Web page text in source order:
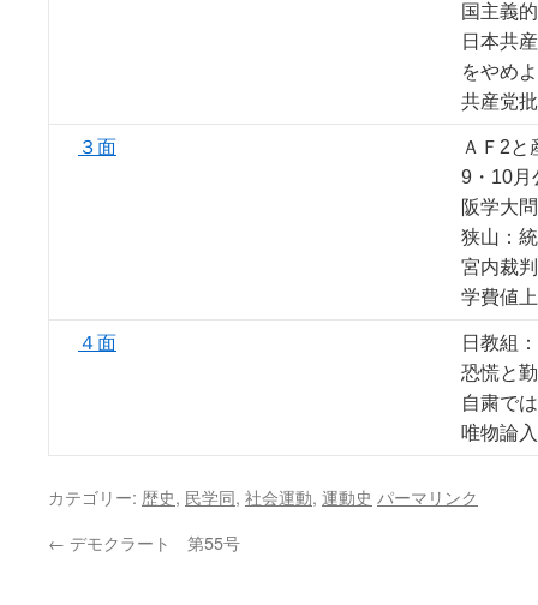
国主義
日本共
をやめよ
共産党
３面
ＡＦ2
9・10
阪学大
狭山：
宮内裁
学費値
４面
日教組
恐慌と
自粛で
唯物論
カテゴリー: 歴史, 民学同, 社会運動, 運動史 パーマリンク
← デモクラート 第55号